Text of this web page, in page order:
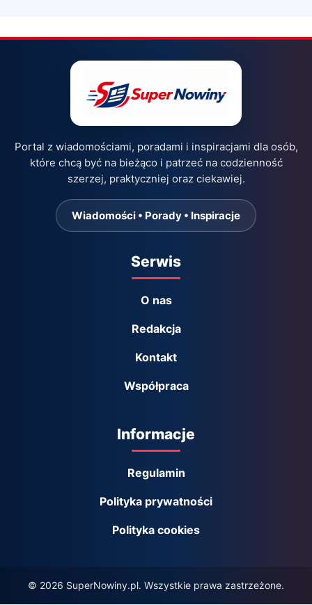
Portal z wiadomościami, poradami i inspiracjami dla osób,
które chcą być na bieżąco i patrzeć na codzienność
szerzej, praktyczniej oraz ciekawiej.
Wiadomości • Porady • Inspiracje
Serwis
O nas
Redakcja
Kontakt
Współpraca
Informacje
Regulamin
Polityka prywatności
Polityka cookies
© 2026 SuperNowiny.pl. Wszystkie prawa zastrzeżone.